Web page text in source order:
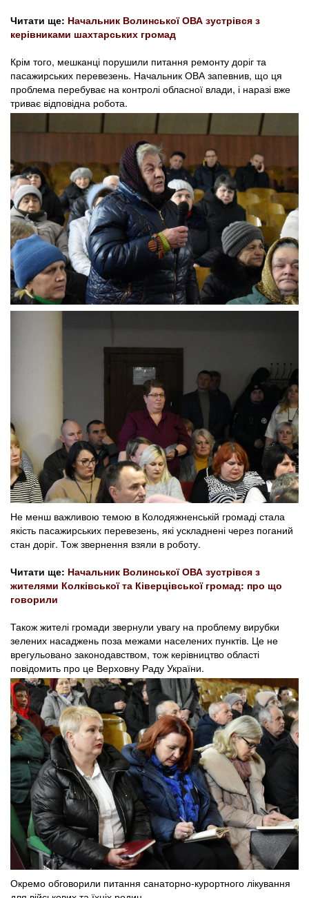
Читати ще: Начальник Волинської ОВА зустрівся з
керівниками шахтарських громад
Крім того, мешканці порушили питання ремонту доріг та
пасажирських перевезень. Начальник ОВА запевнив, що ця
проблема перебуває на контролі обласної влади, і наразі вже
триває відповідна робота.
Не менш важливою темою в Колодяжненській громаді стала
якість пасажирських перевезень, які ускладнені через поганий
стан доріг. Тож звернення взяли в роботу.
Читати ще: Начальник Волинської ОВА зустрівся з
жителями Колківської та Ківерцівської громад: про що
говорили
Також жителі громади звернули увагу на проблему вирубки
зелених насаджень поза межами населених пунктів. Це не
врегульовано законодавством, тож керівництво області
повідомить про це Верховну Раду України.
Окремо обговорили питання санаторно-курортного лікування